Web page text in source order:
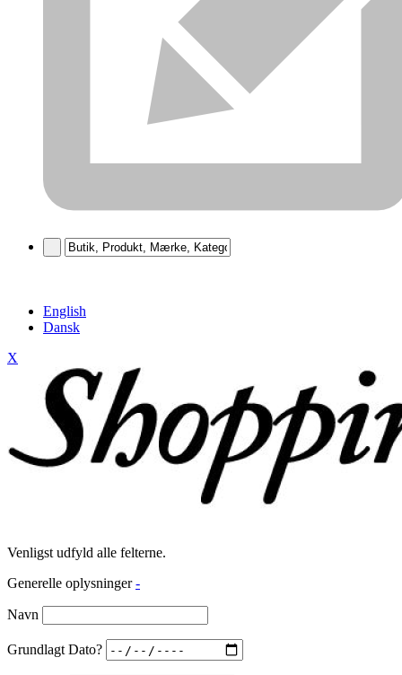
English
Dansk
X
Venligst udfyld alle felterne.
Generelle oplysninger -
Navn
Grundlagt Dato?